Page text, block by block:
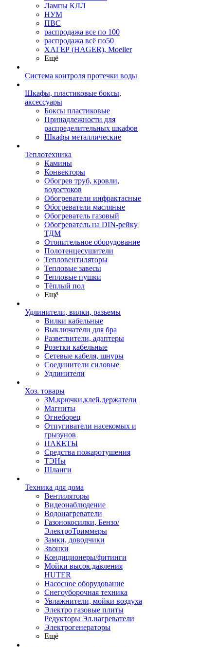
Лампы КЛЛ
НУМ
ПВС
распродажа все по 100
распродажа всё по50
ХАГЕР (HAGER), Moeller
Ещё
Система контроля протечки воды
Шкафы, пластиковые боксы,
аксессуары
Боксы пластиковые
Принадлежности для
распределительных шкафов
Шкафы металлические
Теплотехника
Камины
Конвекторы
Обогрев труб, кровли,
водостоков
Обогреватели инфрактасные
Обогреватели масляные
Обогреватель газовый
Обогреватель на DIN-рейку
ТДМ
Отопительное оборудование
Полотенцесушители
Тепловентиляторы
Тепловые завесы
Тепловые пушки
Тёплый пол
Ещё
Удлинители, вилки, разьемы
Вилки кабельные
Выключатели для бра
Разветвители, адаптеры
Розетки кабельные
Сетевые кабеля, шнуры
Соединители силовые
Удлинители
Хоз. товары
ЗМ,крючки,клей,держатели
Магниты
Огнеборец
Отпугиватели насекомых и
грызунов
ПАКЕТЫ
Средства пожаротушения
ТЭНы
Шланги
Техника для дома
Вентиляторы
Видеонаблюдение
Водонагреватели
Газонокосилки, Бензо/
ЭлектроТриммеры
Замки, доводчики
Звонки
Кондиционеры/фитинги
Мойки высок.давления
HUTER
Насосное оборудование
Снегоуборочная техника
Увлажнители, мойки воздуха
Электро газовые плиты
Редукторы Эл.нагреватели
Электрогенераторы
Ещё